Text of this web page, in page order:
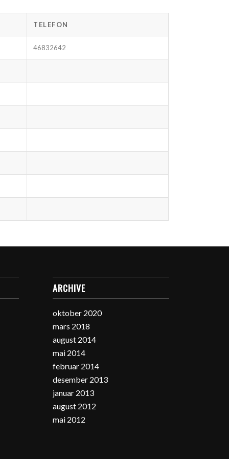
TELEFON
46832642
ARCHIVE
oktober 2020
mars 2018
august 2014
mai 2014
februar 2014
desember 2013
januar 2013
august 2012
mai 2012